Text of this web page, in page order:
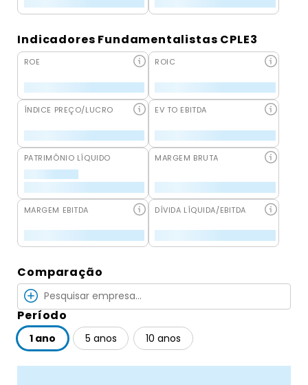
Indicadores Fundamentalistas CPLE3
ROE ROIC
ÍNDICE PREÇO/LUCRO EV TO EBITDA
PATRIMÔNIO LÍQUIDO MARGEM BRUTA
MARGEM EBITDA DÍVIDA LÍQUIDA/EBITDA
Comparação
Período
1 ano 5 anos 10 anos